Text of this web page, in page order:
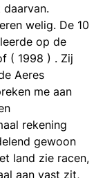
welig. De 10
op de
( 1998 ) . Zij
Aeres
me aan
rekening
gewoon
land zie racen,
aan vast zit,